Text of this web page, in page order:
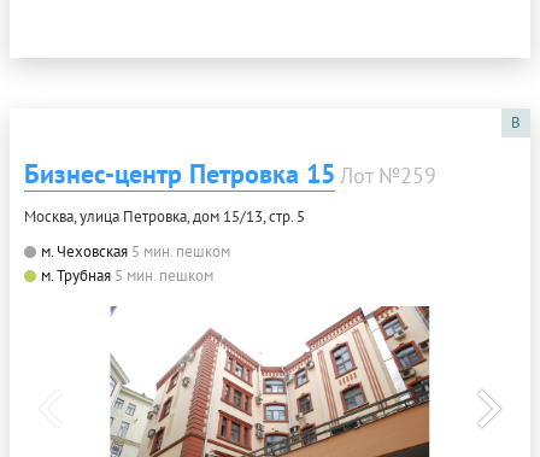
B
Бизнес-центр Петровка 15 Лот №259
Москва, улица Петровка, дом 15/13, стр. 5
м. Чеховская 5 мин. пешком
м. Трубная 5 мин. пешком